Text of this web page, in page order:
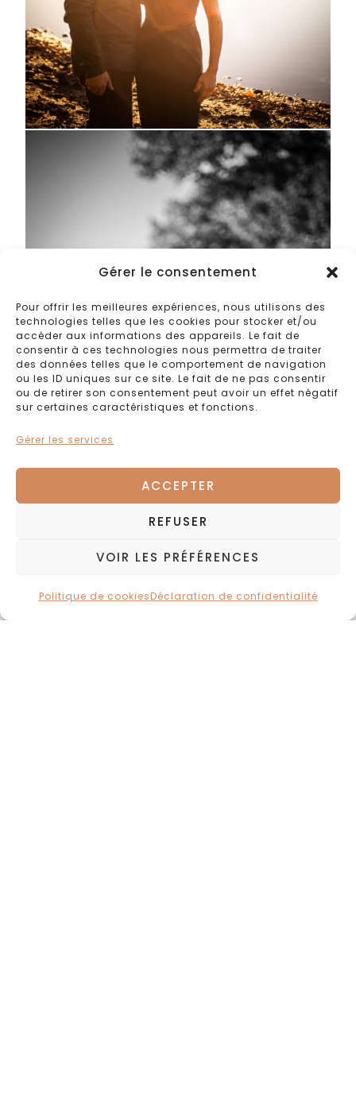
Gérer le consentement
Pour offrir les meilleures expériences, nous utilisons des
technologies telles que les cookies pour stocker et/ou
accéder aux informations des appareils. Le fait de
consentir à ces technologies nous permettra de traiter
des données telles que le comportement de navigation
ou les ID uniques sur ce site. Le fait de ne pas consentir
ou de retirer son consentement peut avoir un effet négatif
sur certaines caractéristiques et fonctions.
Gérer les services
ACCEPTER
REFUSER
VOIR LES PRÉFÉRENCES
Politique de cookiesDéclaration de confidentialité